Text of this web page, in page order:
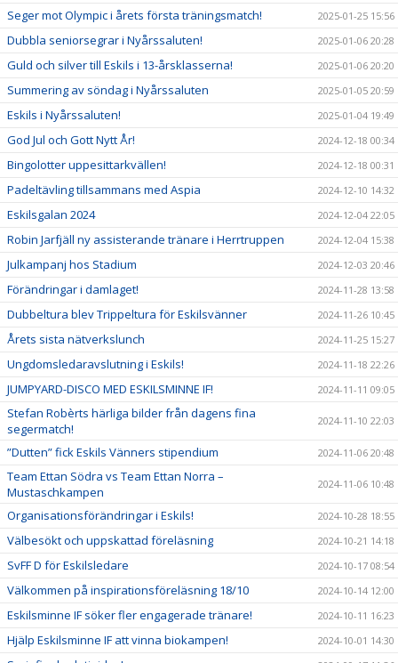
Seger mot Olympic i årets första träningsmatch! 2025-01-25 15:56
Dubbla seniorsegrar i Nyårssaluten! 2025-01-06 20:28
Guld och silver till Eskils i 13-årsklasserna! 2025-01-06 20:20
Summering av söndag i Nyårssaluten 2025-01-05 20:59
Eskils i Nyårssaluten! 2025-01-04 19:49
God Jul och Gott Nytt År! 2024-12-18 00:34
Bingolotter uppesittarkvällen! 2024-12-18 00:31
Padeltävling tillsammans med Aspia 2024-12-10 14:32
Eskilsgalan 2024 2024-12-04 22:05
Robin Jarfjäll ny assisterande tränare i Herrtruppen 2024-12-04 15:38
Julkampanj hos Stadium 2024-12-03 20:46
Förändringar i damlaget! 2024-11-28 13:58
Dubbeltura blev Trippeltura för Eskilsvänner 2024-11-26 10:45
Årets sista nätverkslunch 2024-11-25 15:27
Ungdomsledaravslutning i Eskils! 2024-11-18 22:26
JUMPYARD-DISCO MED ESKILSMINNE IF! 2024-11-11 09:05
Stefan Robèrts härliga bilder från dagens fina
segermatch!
2024-11-10 22:03
”Dutten” fick Eskils Vänners stipendium 2024-11-06 20:48
Team Ettan Södra vs Team Ettan Norra –
Mustaschkampen
2024-11-06 10:48
Organisationsförändringar i Eskils! 2024-10-28 18:55
Välbesökt och uppskattad föreläsning 2024-10-21 14:18
SvFF D för Eskilsledare 2024-10-17 08:54
Välkommen på inspirationsföreläsning 18/10 2024-10-14 12:00
Eskilsminne IF söker fler engagerade tränare! 2024-10-11 16:23
Hjälp Eskilsminne IF att vinna biokampen! 2024-10-01 14:30